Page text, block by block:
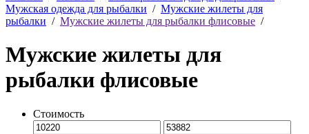
Мужская одежда для рыбалки / Мужские жилеты для
рыбалки / Мужские жилеты для рыбалки флисовые /
Мужские жилеты для
рыбалки флисовые
Стоимость